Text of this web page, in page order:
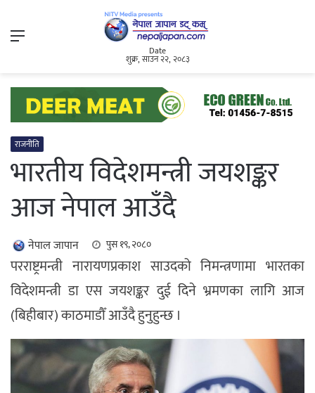
Menu
Date
शुक्र, साउन २२, २०८३
राजनीति
भारतीय विदेशमन्त्री जयशङ्कर
आज नेपाल आउँदै
नेपाल जापान पुस १९, २०८०
परराष्ट्रमन्त्री नारायणप्रकाश साउदको निमन्त्रणामा भारतका
विदेशमन्त्री डा एस जयशङ्कर दुई दिने भ्रमणका लागि आज
(बिहीबार) काठमाडौँ आउँदै हुनुहुन्छ ।